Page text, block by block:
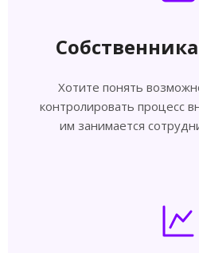
Хотите понять
контролировать процесс
им занимается